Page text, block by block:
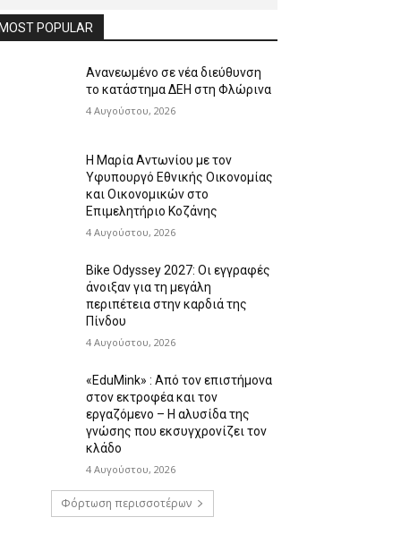
POPULAR
Ανανεωμένο σε νέα διεύθυνση
το κατάστημα ΔΕΗ στη Φλώρινα
4 Αυγούστου, 2026
Η Μαρία Αντωνίου με τον
Υφυπουργό Εθνικής Οικονομίας
και Οικονομικών στο
Επιμελητήριο Κοζάνης
4 Αυγούστου, 2026
Bike Odyssey 2027: Οι εγγραφές
άνοιξαν για τη μεγάλη
περιπέτεια στην καρδιά της
Πίνδου
4 Αυγούστου, 2026
«EduMink» : Από τον επιστήμονα
στον εκτροφέα και τον
εργαζόμενο – Η αλυσίδα της
γνώσης που εκσυγχρονίζει τον
κλάδο
4 Αυγούστου, 2026
Φόρτωση περισσοτέρων